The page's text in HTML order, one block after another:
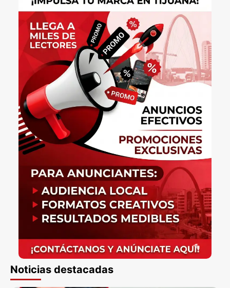
Noticias destacadas